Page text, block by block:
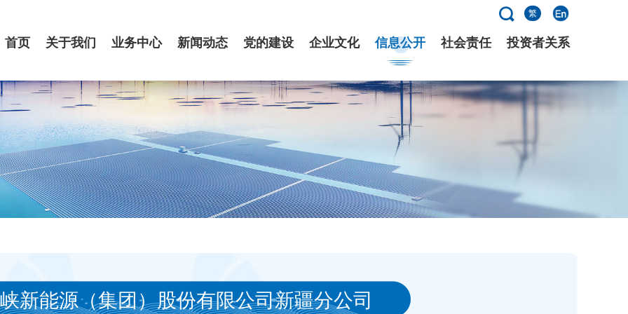
繁
首页 关于我们 业务中心 新闻动态 党的建设 企业文化 信息公开 社会责任 投资者关系
新能源（集团）股份有限公司新疆分公司